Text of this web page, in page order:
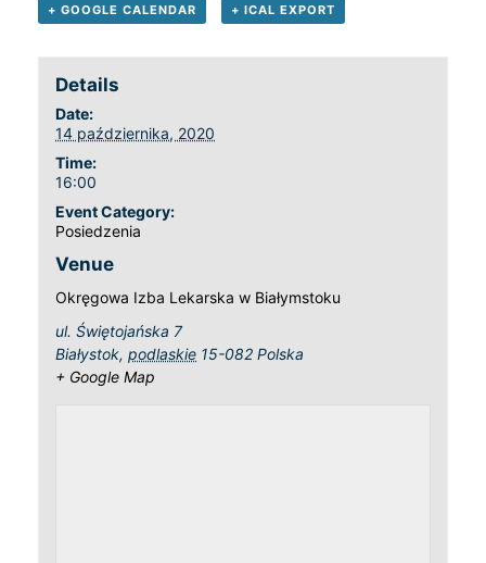
+ GOOGLE CALENDAR + ICAL EXPORT
Details
Date:
14 października, 2020
Time:
16:00
Event Category:
Posiedzenia
Venue
Okręgowa Izba Lekarska w Białymstoku
ul. Świętojańska 7
Białystok, podlaskie 15-082 Polska
+ Google Map